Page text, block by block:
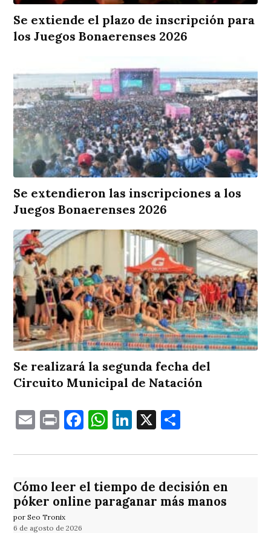
Se extiende el plazo de inscripción para
los Juegos Bonaerenses 2026
Se extendieron las inscripciones a los
Juegos Bonaerenses 2026
Se realizará la segunda fecha del
Circuito Municipal de Natación
EmailPrintFacebook
WhatsApp
LinkedIn
X
Cómo leer el tiempo de decisión en
póker online paraganar más manos
por Seo Tronix
6 de agosto de 2026